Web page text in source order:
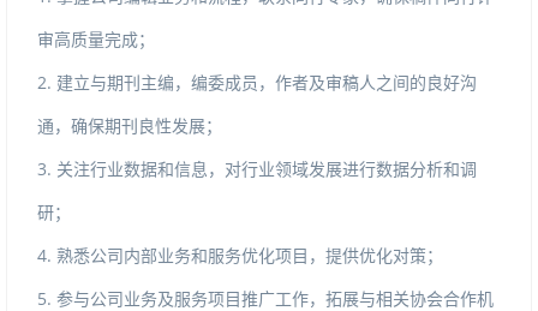
审高质量完成；
2. 建立与期刊主编，编委成员，作者及审稿人之间的良好沟
通，确保期刊良性发展；
3. 关注行业数据和信息，对行业领域发展进行数据分析和调
研；
4. 熟悉公司内部业务和服务优化项目，提供优化对策；
5. 参与公司业务及服务项目推广工作，拓展与相关协会合作机